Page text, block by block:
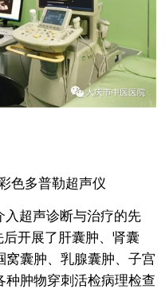
色多普勒超声仪
入超声诊断与治疗的先
开展了肝囊肿、肾囊
窝囊肿、乳腺囊肿、子宫
种肿物穿刺活检病理检查